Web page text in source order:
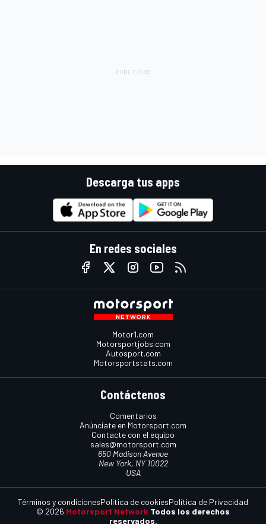
Descarga tus apps
En redes sociales
Motor1.com
Motorsportjobs.com
Autosport.com
Motorsportstats.com
Contáctenos
Comentarios
Anúnciate en Motorsport.com
Contacte con el equipo
sales@motorsport.com
650 Madison Avenue
New York, NY 10022
USA
© 2026 Motorsport Network Todos los derechos
reservados.
Términos y condicionesPolítica de cookiesPolítica de Privacidad